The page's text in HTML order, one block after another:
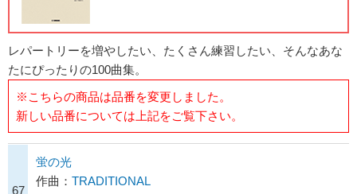
レパートリーを増やしたい、たくさん練習したい、そんなあな
たにぴったりの100曲集。
※こちらの商品は品番を変更しました。
新しい品番については上記をご覧下さい。
67
蛍の光
作曲： TRADITIONAL